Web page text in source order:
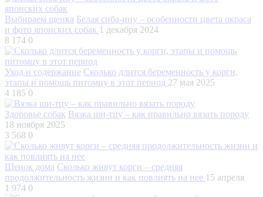
Выбираем щенка Белая сиба-ину – особенности цвета окраса
и фото японских собак 1 декабря 2024
8 174 0
Уход и содержание Сколько длится беременность у корги,
этапы и помощь питомцу в этот период 27 мая 2025
4 185 0
Здоровье собак Вязка ши-тцу – как правильно вязать породу
18 ноября 2025
3 568 0
Щенок дома Сколько живут корги – средняя
продолжительность жизни и как повлиять на нее 15 апреля
1 974 0